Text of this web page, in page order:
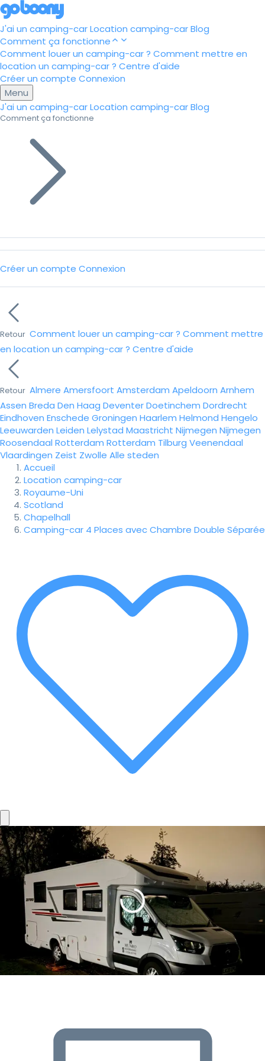
J'ai un camping-carLocation camping-carBlog
Comment ça fonctionne
Comment louer un camping-car ? Comment mettre en
location un camping-car ? Centre d'aide
Créer un compte Connexion
Menu
J'ai un camping-carLocation camping-carBlog
Comment ça fonctionne
Créer un compte Connexion
Retour Comment louer un camping-car ? Comment mettre
en location un camping-car ? Centre d'aide
Retour Almere Amersfoort Amsterdam Apeldoorn Arnhem
Assen Breda Den Haag DeventerDoetinchem Dordrecht
Eindhoven Enschede Groningen Haarlem Helmond Hengelo
Leeuwarden Leiden Lelystad Maastricht Nijmegen Nijmegen
Roosendaal Rotterdam Rotterdam Tilburg Veenendaal
Vlaardingen Zeist Zwolle Alle steden
Accueil
Location camping-car
Royaume-Uni
Scotland
Chapelhall
Camping-car 4 Places avec Chambre Double Séparée